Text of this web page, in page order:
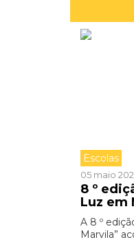
Escolas
05 maio
8 º
Luz em
A 8 º
Marvila”